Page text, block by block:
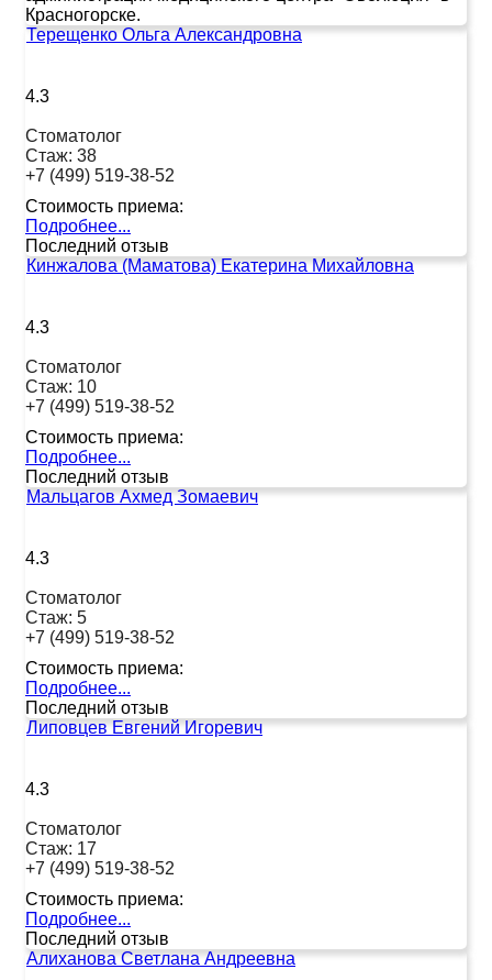
Красногорске.
Терещенко Ольга Александровна
4.3
Стоматолог
Стаж: 38
+7 (499) 519-38-52
Стоимость приема:
Подробнее...
Последний отзыв
Кинжалова (Маматова) Екатерина Михайловна
4.3
Стоматолог
Стаж: 10
+7 (499) 519-38-52
Стоимость приема:
Подробнее...
Последний отзыв
Мальцагов Ахмед Зомаевич
4.3
Стоматолог
Стаж: 5
+7 (499) 519-38-52
Стоимость приема:
Подробнее...
Последний отзыв
Липовцев Евгений Игоревич
4.3
Стоматолог
Стаж: 17
+7 (499) 519-38-52
Стоимость приема:
Подробнее...
Последний отзыв
Алиханова Светлана Андреевна